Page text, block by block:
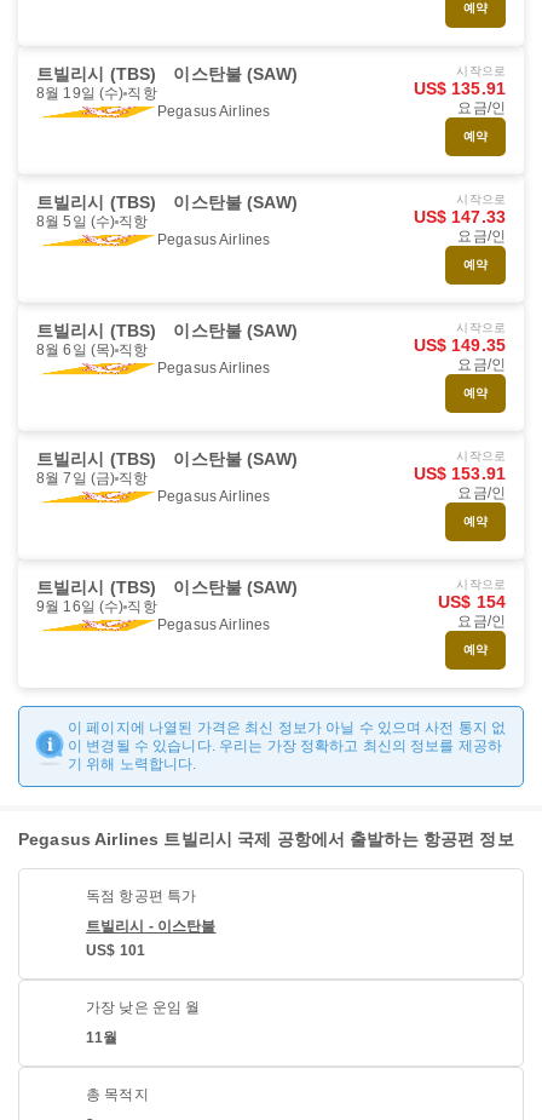
예약
트빌리시 (TBS) 이스탄불 (SAW)
8월 19일 (수) 직항
Pegasus Airlines
시작으로
US$ 135.91
요금/인
예약
트빌리시 (TBS) 이스탄불 (SAW)
8월 5일 (수) 직항
Pegasus Airlines
시작으로
US$ 147.33
요금/인
예약
트빌리시 (TBS) 이스탄불 (SAW)
8월 6일 (목) 직항
Pegasus Airlines
시작으로
US$ 149.35
요금/인
예약
트빌리시 (TBS) 이스탄불 (SAW)
8월 7일 (금) 직항
Pegasus Airlines
시작으로
US$ 153.91
요금/인
예약
트빌리시 (TBS) 이스탄불 (SAW)
9월 16일 (수) 직항
Pegasus Airlines
시작으로
US$ 154
요금/인
예약
이 페이지에 나열된 가격은 최신 정보가 아닐 수 있으며 사전 통지 없
이 변경될 수 있습니다. 우리는 가장 정확하고 최신의 정보를 제공하
기 위해 노력합니다.
Pegasus Airlines 트빌리시 국제 공항에서 출발하는 항공편 정보
독점 항공편 특가
트빌리시 - 이스탄불
US$ 101
가장 낮은 운임 월
11월
총 목적지